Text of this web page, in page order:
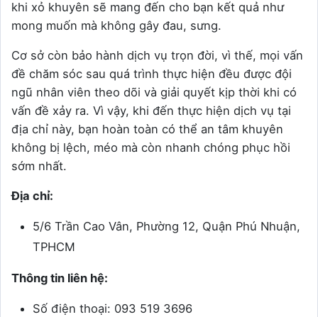
khi xỏ khuyên sẽ mang đến cho bạn kết quả như
mong muốn mà không gây đau, sưng.
Cơ sở còn bảo hành dịch vụ trọn đời, vì thế, mọi vấn
đề chăm sóc sau quá trình thực hiện đều được đội
ngũ nhân viên theo dõi và giải quyết kịp thời khi có
vấn đề xảy ra. Vì vậy, khi đến thực hiện dịch vụ tại
địa chỉ này, bạn hoàn toàn có thể an tâm khuyên
không bị lệch, méo mà còn nhanh chóng phục hồi
sớm nhất.
Địa chỉ:
5/6 Trần Cao Vân, Phường 12, Quận Phú Nhuận,
TPHCM
Thông tin liên hệ:
Số điện thoại: 093 519 3696